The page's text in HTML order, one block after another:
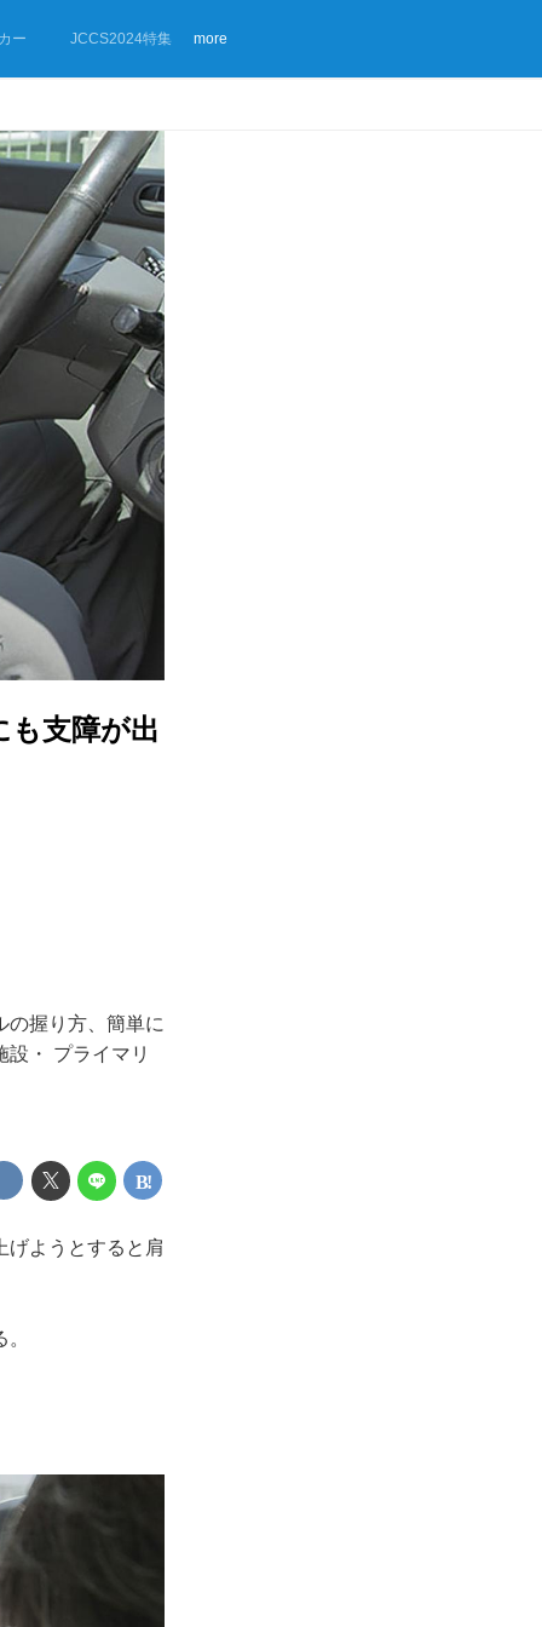
ー JCCS2024特集 more
も支障が出
の握り方、簡単に
・ プライマリ
げようとすると肩